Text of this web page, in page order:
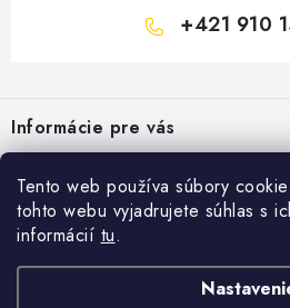
Tento web používa súbory
tohto webu vyjadrujete súhlas s
informácií tu.
+421 910
p
ä
Informácie pre vás
Reklamačný poriadok
FORMULÁRE - Odstúpenie od zmluvy /
Facebook
Prihlásenie